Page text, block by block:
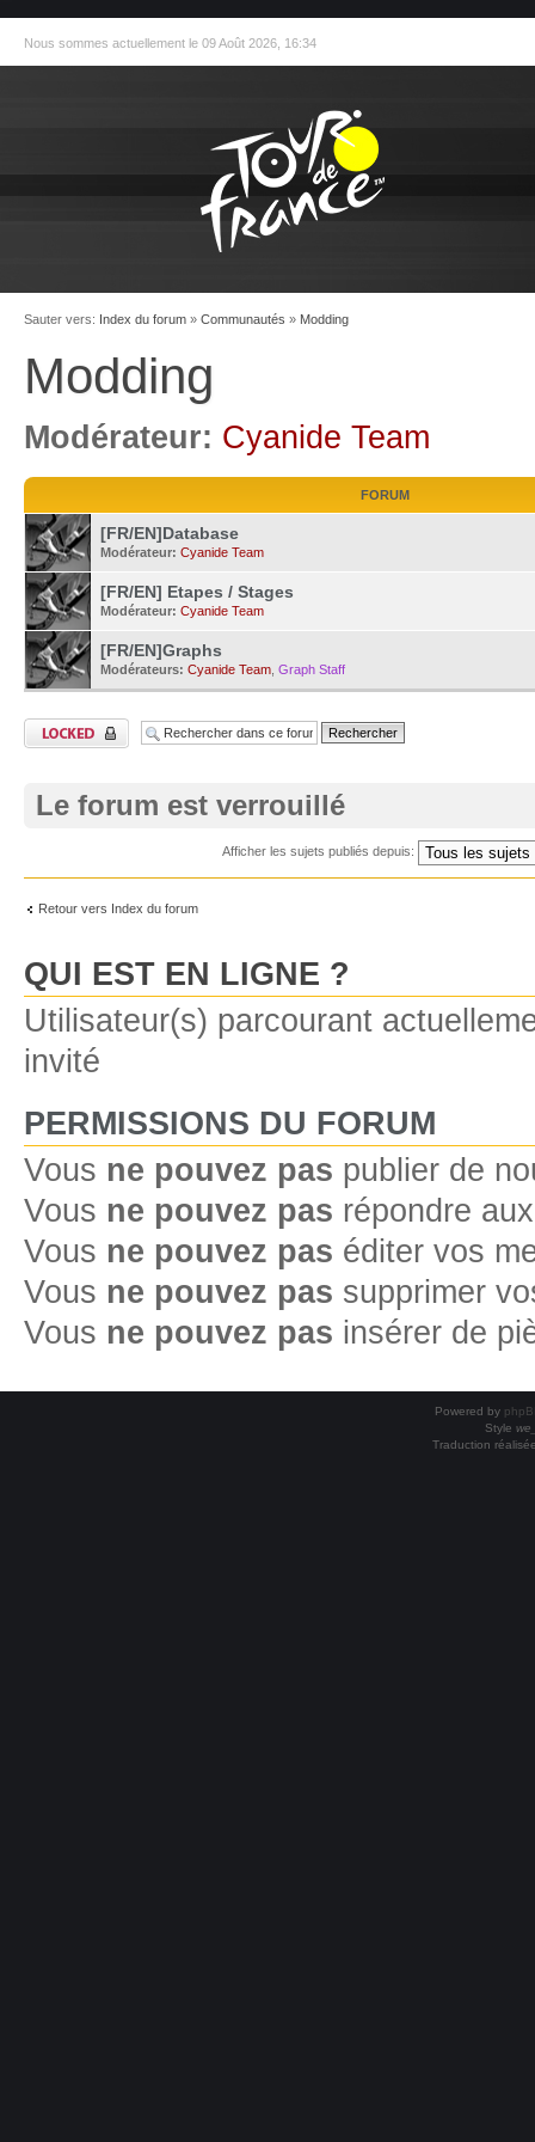
Nous sommes actuellement le 09 Août 2026, 16:34
Sauter vers: Index du forum » Communautés » Modding
Modding
Modérateur: Cyanide Team
FORUM
[FR/EN]Database
Modérateur: Cyanide Team
[FR/EN] Etapes / Stages
Modérateur: Cyanide Team
[FR/EN]Graphs
Modérateurs: Cyanide Team Graph Staff
Le forum est verrouillé
Afficher les sujets publiés depuis:
Retour vers Index du forum
QUI EST EN LIGNE ?
Utilisateur(s) parcourant
invité
PERMISSIONS DU FORUM
Vous ne pouvez pas publier de
Vous ne pouvez pas répondre
Vous ne pouvez pas éditer vos
Vous ne pouvez pas supprimer
Vous ne pouvez pas insérer de
Powered by
Style
Traduction